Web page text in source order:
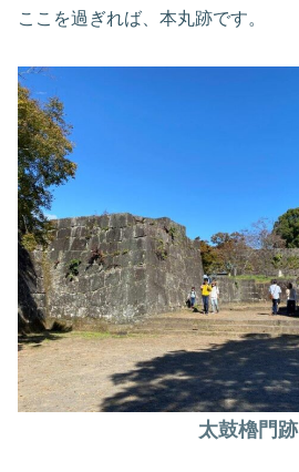
ここを過ぎれば、本丸跡です。
太鼓櫓門跡